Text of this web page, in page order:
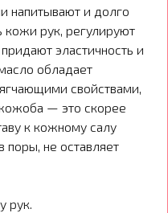
напитывают и долго
рук, регулируют
эластичность и
обладает
свойствами,
— это скорее
к кожному салу
поры, не оставляет
рук.